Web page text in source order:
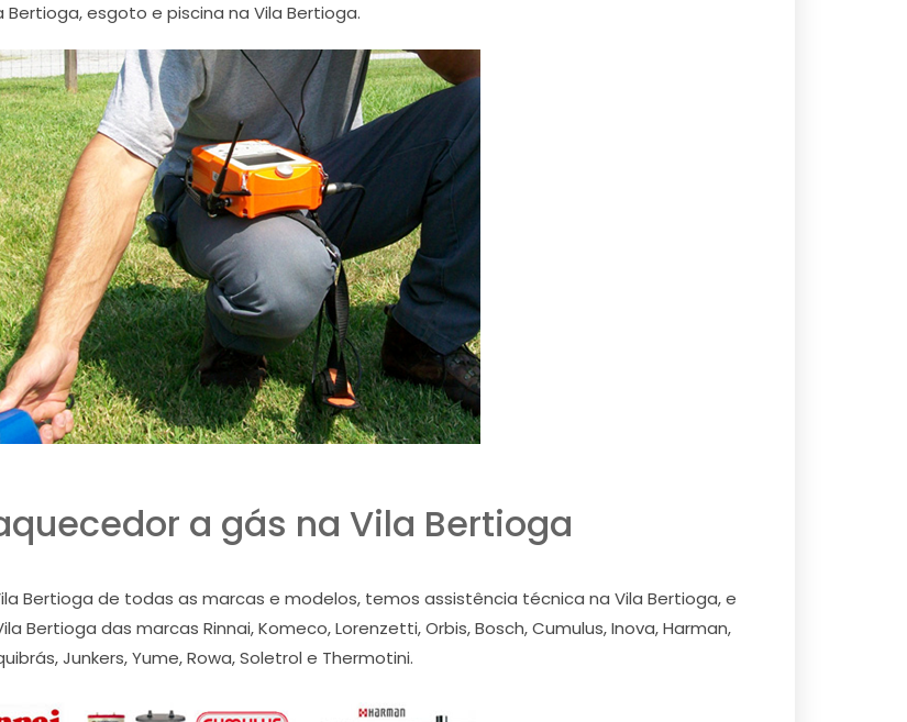
Bertioga, esgoto e piscina na Vila Bertioga.
a gás na Vila Bertioga
Bertioga de todas as marcas e modelos, temos assistência técnica na Vila Bertioga, e
das marcas Rinnai, Komeco, Lorenzetti, Orbis, Bosch, Cumulus, Inova, Harman,
Junkers, Yume, Rowa, Soletrol e Thermotini.